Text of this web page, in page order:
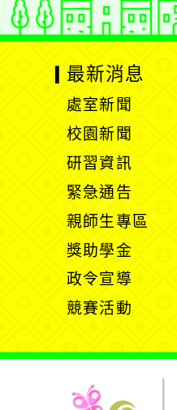
最新消息
處室新聞
校園新聞
研習資訊
緊急通告
親師生專區
獎助學金
政令宣導
競賽活動